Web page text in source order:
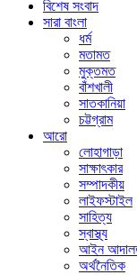
বিশেষ সংবাদ
সারা বাংলা
ধর্ম
মতামত
মুক্তমত
বাঁশখালী
সাতকানিয়া
চট্টগ্রাম
আরো
লোহাগাড়া
সাক্ষাৎকার
সম্পাদকীয়
লাইফস্টাইল
সাহিত্য
স্বাস্থ্য
আইন
অর্থনৈতিক